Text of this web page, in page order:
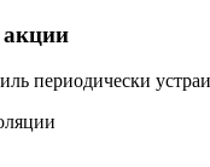
периодически